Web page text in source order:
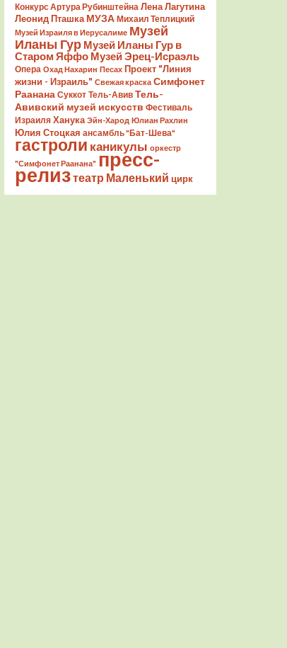
Конкурс Артура Рубинштейна Лена Лагутина
Леонид Пташка МУЗА Михаил Теплицкий
Музей Израиля в Иерусалиме Музей
Иланы Гур Музей Иланы Гур в
Старом Яффо Музей Эрец-Исраэль
Опера Охад Нахарин Песах Проект "Линия
жизни - Израиль" Свежая краска Симфонет
Раанана Суккот Тель-Авив Тель-
Авивский музей искусств Фестиваль
Израиля Ханука Эйн-Харод Юлиан Рахлин
Юлия Стоцкая ансамбль "Бат-Шева"
гастроли каникулы оркестр
"Симфонет Раанана" пресс-
релизтеатр Маленький цирк